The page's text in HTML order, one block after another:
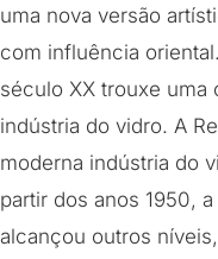
uma nova versão
com influência
século XX trouxe uma
indústria do vidro. A
moderna indústria do
partir dos anos 1950,
alcançou outros